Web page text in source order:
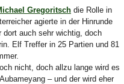
Gregoritsch die Rolle in
agierte in der Hinrunde
dort auch sehr wichtig, doch
Elf Treffer in 25 Partien und 81
nicht, doch allzu lange wird es
– und der wird eher